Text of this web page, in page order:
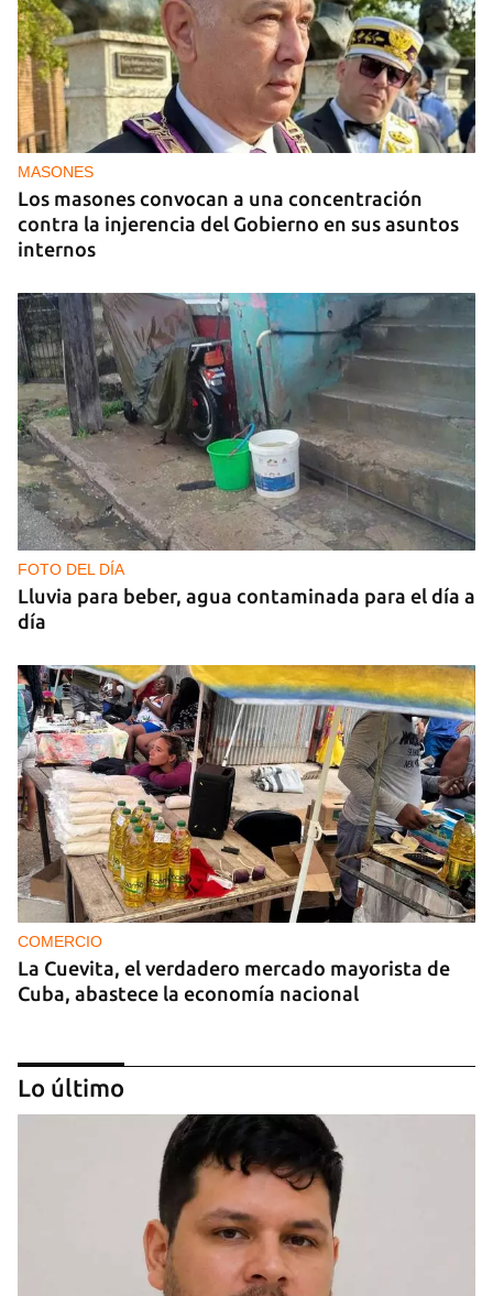
MASONES
Los masones convocan a una concentración
contra la injerencia del Gobierno en sus asuntos
internos
FOTO DEL DÍA
Lluvia para beber, agua contaminada para el día a
día
COMERCIO
La Cuevita, el verdadero mercado mayorista de
Cuba, abastece la economía nacional
Lo último